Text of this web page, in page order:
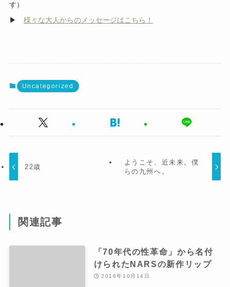
す）
▶ 様々な大人からのメッセージはこちら！
Uncategorized
22歳
ようこそ、近未来。僕
らの九州へ。
関連記事
「70年代の性革命」から名付
けられたNARSの新作リップ
2016年10月14日